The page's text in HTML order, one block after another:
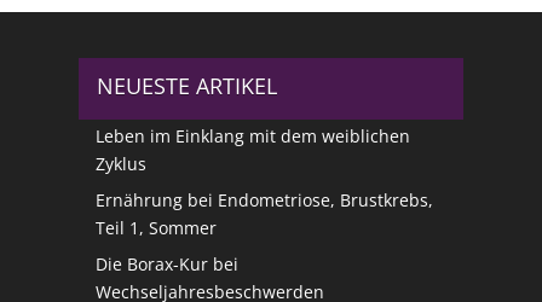
NEUESTE ARTIKEL
Leben im Einklang mit dem weiblichen
Zyklus
Ernährung bei Endometriose, Brustkrebs,
Teil 1, Sommer
Die Borax-Kur bei
Wechseljahresbeschwerden